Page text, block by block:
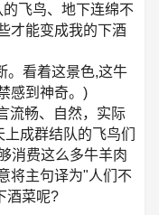
飞鸟、地下连绵不
才能变成我的下酒
。看着这景色,这牛
感到神奇。)
流畅、自然，实际
成群结队的飞鸟们
消费这么多牛羊肉
将主句译为"人们不
酒菜呢?